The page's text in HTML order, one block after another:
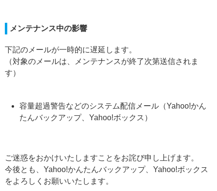
メンテナンス中の影響
下記のメールが一時的に遅延します。
（対象のメールは、メンテナンスが終了次第送信されま
す）
容量超過警告などのシステム配信メール（Yahoo!かん
たんバックアップ、Yahoo!ボックス）
ご迷惑をおかけいたしますことをお詫び申し上げます。
今後とも、Yahoo!かんたんバックアップ、Yahoo!ボックス
をよろしくお願いいたします。